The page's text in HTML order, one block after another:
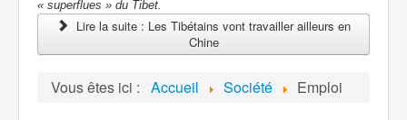
« superflues » du Tibet.
Lire la suite : Les Tibétains vont travailler ailleurs en
Chine
Vous êtes ici : Accueil Société Emploi